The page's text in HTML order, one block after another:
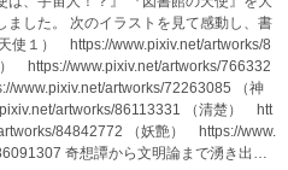
を見て感動し、書
使１） https://www.pixiv.net/artworks/8
https://www.pixiv.net/artworks/766332
www.pixiv.net/artworks/72263085 （神
artworks/86113331 （清楚） htt
84842772 （妖艶） https://www.
奇想譚から文明論まで湧き出す